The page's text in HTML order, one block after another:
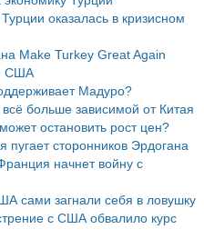
оказалась в кризисном
Make Turkey Great Again
США
Мадуро?
больше зависимой от Китая
остановить рост цен?
пугает сторонников Эрдогана
начнет войну с
сами загнали себя в ловушку
с США обвалило курс